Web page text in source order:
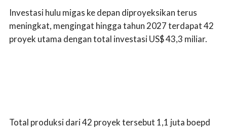
Investasi hulu migas ke depan diproyeksikan terus
meningkat, mengingat hingga tahun 2027 terdapat 42
proyek utama dengan total investasi US$ 43,3 miliar.
Total produksi dari 42 proyek tersebut 1,1 juta boepd